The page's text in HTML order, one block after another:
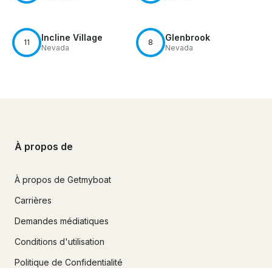
11 Incline Village
Nevada
8 Glenbrook
Nevada
À propos de
À propos de Getmyboat
Carrières
Demandes médiatiques
Conditions d'utilisation
Politique de Confidentialité